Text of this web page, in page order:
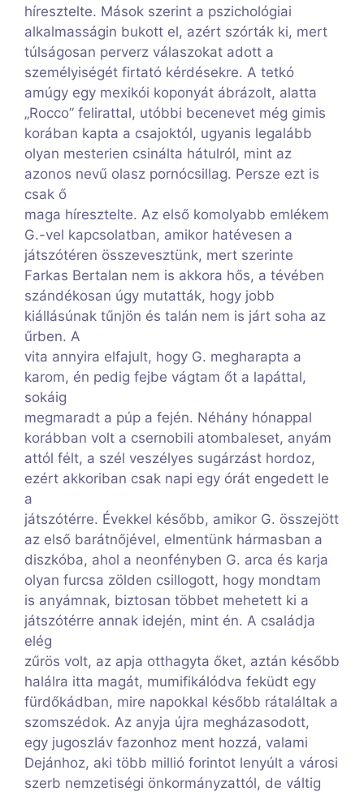
híresztelte. Mások szerint a pszichológiai
alkalmasságin bukott el, azért szórták ki, mert
túlságosan perverz válaszokat adott a
személyiségét firtató kérdésekre. A tetkó
amúgy egy mexikói koponyát ábrázolt, alatta
„Rocco” felirattal, utóbbi becenevet még gimis
korában kapta a csajoktól, ugyanis legalább
olyan mesterien csinálta hátulról, mint az
azonos nevű olasz pornócsillag. Persze ezt is
csak ő
maga híresztelte. Az első komolyabb emlékem
G.-vel kapcsolatban, amikor hatévesen a
játszótéren összevesztünk, mert szerinte
Farkas Bertalan nem is akkora hős, a tévében
szándékosan úgy mutatták, hogy jobb
kiállásúnak tűnjön és talán nem is járt soha az
űrben. A
vita annyira elfajult, hogy G. megharapta a
karom, én pedig fejbe vágtam őt a lapáttal,
sokáig
megmaradt a púp a fején. Néhány hónappal
korábban volt a csernobili atombaleset, anyám
attól félt, a szél veszélyes sugárzást hordoz,
ezért akkoriban csak napi egy órát engedett le
a
játszótérre. Évekkel később, amikor G. összejött
az első barátnőjével, elmentünk hármasban a
diszkóba, ahol a neonfényben G. arca és karja
olyan furcsa zölden csillogott, hogy mondtam
is anyámnak, biztosan többet mehetett ki a
játszótérre annak idején, mint én. A családja
elég
zűrös volt, az apja otthagyta őket, aztán később
halálra itta magát, mumifikálódva feküdt egy
fürdőkádban, mire napokkal később rátaláltak a
szomszédok. Az anyja újra megházasodott,
egy jugoszláv fazonhoz ment hozzá, valami
Dejánhoz, aki több millió forintot lenyúlt a városi
szerb nemzetiségi önkormányzattól, de váltig